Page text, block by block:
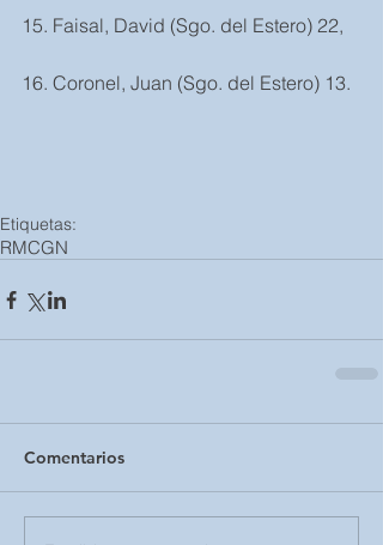
15. Faisal, David (Sgo. del Estero) 22,
16. Coronel, Juan (Sgo. del Estero) 13.
Etiquetas:
RMCGN
Comentarios